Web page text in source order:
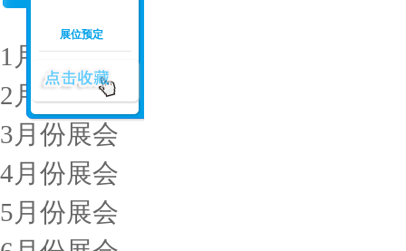
展会月份
1月份展会
2月份展会
3月份展会
4月份展会
5月份展会
展位预定